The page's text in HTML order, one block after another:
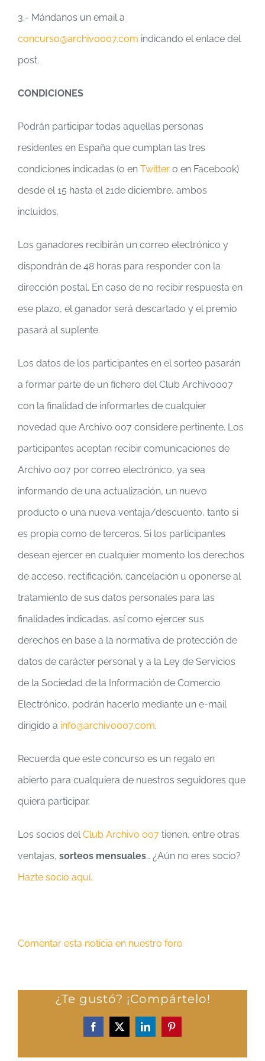
3.- Mándanos un email a
concurso@archivo007.com indicando el enlace del
post.
CONDICIONES
Podrán participar todas aquellas personas
residentes en España que cumplan las tres
condiciones indicadas (o en Twitter o en Facebook)
desde el 15 hasta el 21de diciembre, ambos
incluidos.
Los ganadores recibirán un correo electrónico y
dispondrán de 48 horas para responder con la
dirección postal. En caso de no recibir respuesta en
ese plazo, el ganador será descartado y el premio
pasará al suplente.
Los datos de los participantes en el sorteo pasarán
a formar parte de un fichero del Club Archivo007
con la finalidad de informarles de cualquier
novedad que Archivo 007 considere pertinente. Los
participantes aceptan recibir comunicaciones de
Archivo 007 por correo electrónico, ya sea
informando de una actualización, un nuevo
producto o una nueva ventaja/descuento, tanto si
es propia como de terceros. Si los participantes
desean ejercer en cualquier momento los derechos
de acceso, rectificación, cancelación u oponerse al
tratamiento de sus datos personales para las
finalidades indicadas, así como ejercer sus
derechos en base a la normativa de protección de
datos de carácter personal y a la Ley de Servicios
de la Sociedad de la Información de Comercio
Electrónico, podrán hacerlo mediante un e-mail
dirigido a info@archivo007.com.
Recuerda que este concurso es un regalo en
abierto para cualquiera de nuestros seguidores que
quiera participar.
Los socios delClub Archivo 007 tienen, entre otras
ventajas, sorteos mensuales… ¿Aún no eres socio?
Hazte socio aquí.
Comentar esta noticia en nuestro foro
¿Te gustó? ¡Compártelo!
Facebook
X LinkedInPinterest